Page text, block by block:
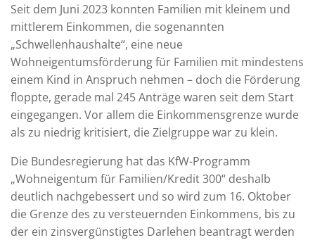
Seit dem Juni 2023 konnten Familien mit kleinem und
mittlerem Einkommen, die sogenannten
„Schwellenhaushalte“, eine neue
Wohneigentumsförderung für Familien mit mindestens
einem Kind in Anspruch nehmen – doch die Förderung
floppte, gerade mal 245 Anträge waren seit dem Start
eingegangen. Vor allem die Einkommensgrenze wurde
als zu niedrig kritisiert, die Zielgruppe war zu klein.
Die Bundesregierung hat das KfW-Programm
„Wohneigentum für Familien/Kredit 300“ deshalb
deutlich nachgebessert und so wird zum 16. Oktober
die Grenze des zu versteuernden Einkommens, bis zu
der ein zinsvergünstigtes Darlehen beantragt werden